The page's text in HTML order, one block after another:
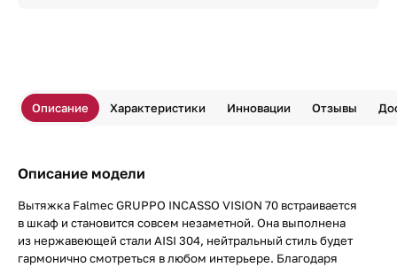
Описание Характеристики Инновации Отзывы
Описание модели
Вытяжка Falmec GRUPPO INCASSO VISION 70 встраивается
в шкаф и становится совсем незаметной. Она выполнена
из нержавеющей стали AISI 304, нейтральный стиль будет
гармонично смотреться в любом интерьере. Благодаря